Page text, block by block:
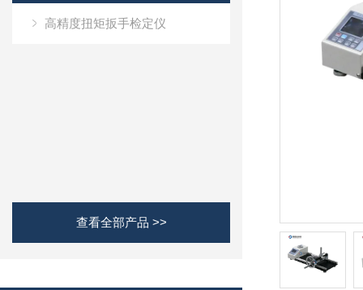
高精度扭矩扳手检定仪
查看全部产品 >>